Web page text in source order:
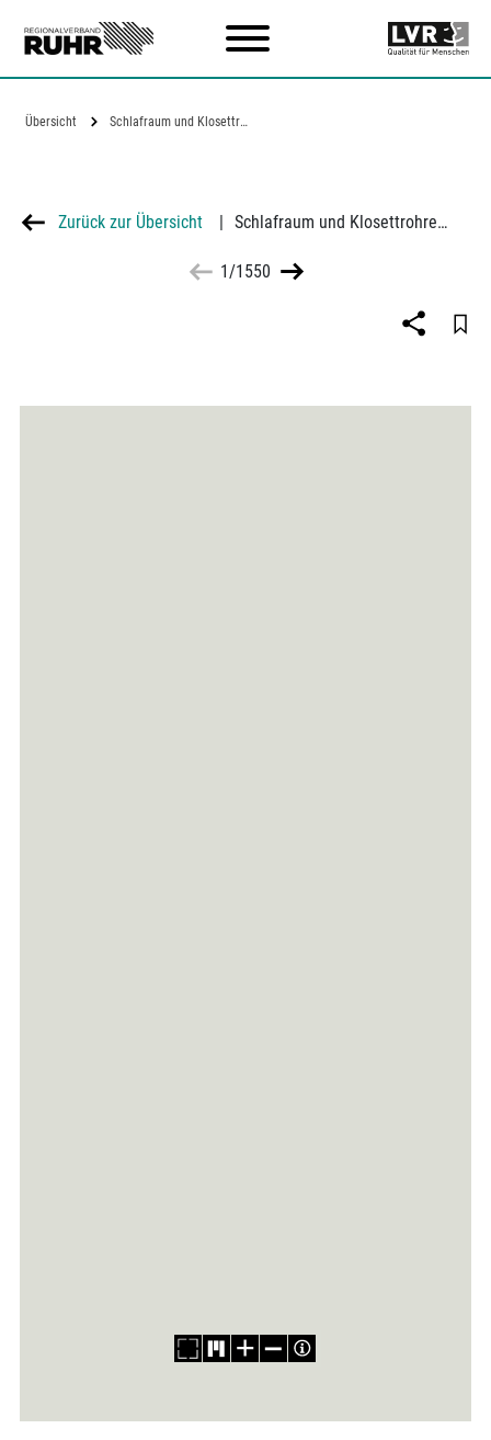
Übersicht Schlafraum und Klosettrohre im Keller…
Zurück zur Übersicht | Schlafraum und Klosettrohre im Keller der Gertrudisschule
1/1550